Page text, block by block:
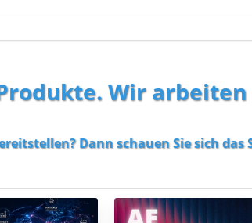
Wir
Dann schauen Sie sich das